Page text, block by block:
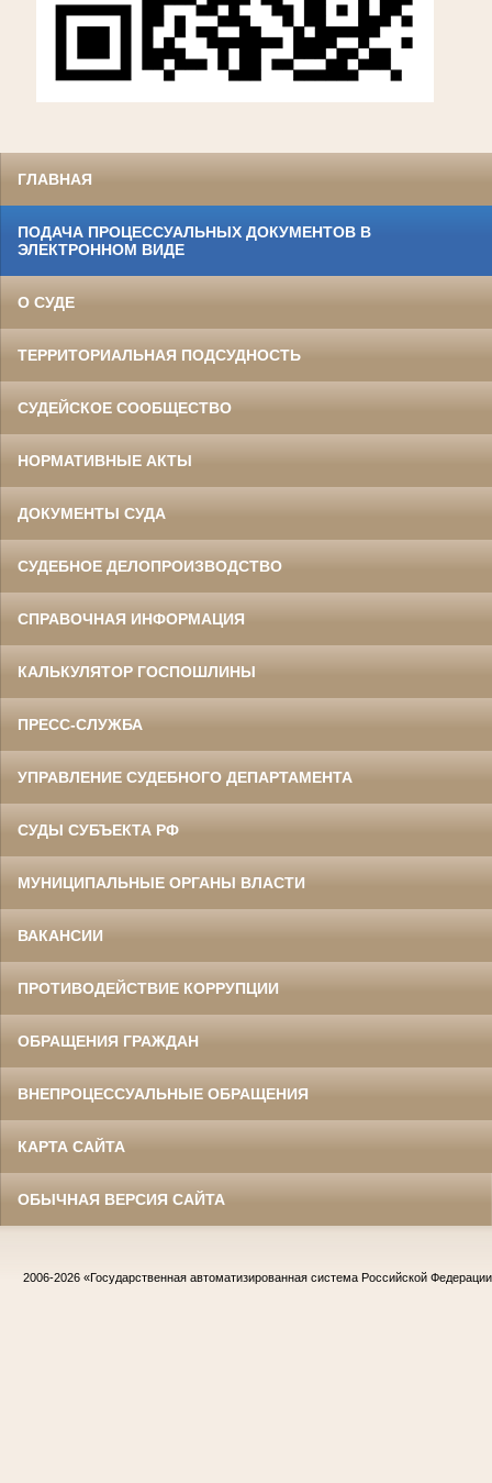
ГЛАВНАЯ
ПОДАЧА ПРОЦЕССУАЛЬНЫХ ДОКУМЕНТОВ В
ЭЛЕКТРОННОМ ВИДЕ
О СУДЕ
ТЕРРИТОРИАЛЬНАЯ ПОДСУДНОСТЬ
СУДЕЙСКОЕ СООБЩЕСТВО
НОРМАТИВНЫЕ АКТЫ
ДОКУМЕНТЫ СУДА
СУДЕБНОЕ ДЕЛОПРОИЗВОДСТВО
СПРАВОЧНАЯ ИНФОРМАЦИЯ
КАЛЬКУЛЯТОР ГОСПОШЛИНЫ
ПРЕСС-СЛУЖБА
УПРАВЛЕНИЕ СУДЕБНОГО ДЕПАРТАМЕНТА
СУДЫ СУБЪЕКТА РФ
МУНИЦИПАЛЬНЫЕ ОРГАНЫ ВЛАСТИ
ВАКАНСИИ
ПРОТИВОДЕЙСТВИЕ КОРРУПЦИИ
ОБРАЩЕНИЯ ГРАЖДАН
ВНЕПРОЦЕССУАЛЬНЫЕ ОБРАЩЕНИЯ
КАРТА САЙТА
ОБЫЧНАЯ ВЕРСИЯ САЙТА
2006-2026 «Государственная автоматизированная система Российской